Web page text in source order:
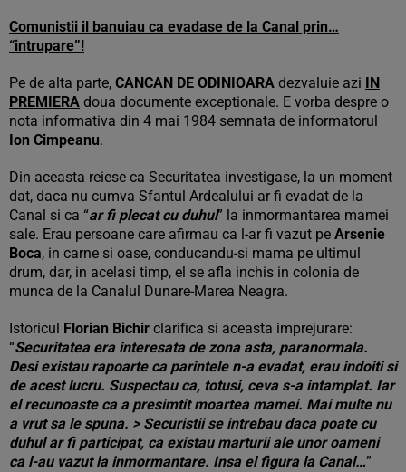
Comunistii il banuiau ca evadase de la Canal prin…
“intrupare”!
Pe de alta parte, CANCAN DE ODINIOARA dezvaluie azi IN
PREMIERA doua documente exceptionale. E vorba despre o
nota informativa din 4 mai 1984 semnata de informatorul
Ion Cimpeanu.
Din aceasta reiese ca Securitatea investigase, la un moment
dat, daca nu cumva Sfantul Ardealului ar fi evadat de la
Canal si ca “ar fi plecat cu duhul” la inmormantarea mamei
sale. Erau persoane care afirmau ca l-ar fi vazut pe Arsenie
Boca, in carne si oase, conducandu-si mama pe ultimul
drum, dar, in acelasi timp, el se afla inchis in colonia de
munca de la Canalul Dunare-Marea Neagra.
Istoricul Florian Bichir clarifica si aceasta imprejurare:
“Securitatea era interesata de zona asta, paranormala.
Desi existau rapoarte ca parintele n-a evadat, erau indoiti si
de acest lucru. Suspectau ca, totusi, ceva s-a intamplat. Iar
el recunoaste ca a presimtit moartea mamei. Mai multe nu
a vrut sa le spuna. >Securistii se intrebau daca poate cu
duhul ar fi participat, ca existau marturii ale unor oameni
ca l-au vazut la inmormantare. Insa el figura la Canal…”